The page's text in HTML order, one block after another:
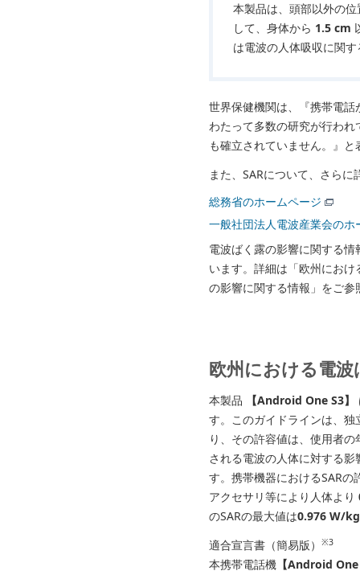
本製品は、頭部以外の
して、身体から 1.5 cm
は電波の人体吸収に関
世界保健機関は、『携帯電
わたって多数の研究が行わ
も確立されていません。』
また、SARについて、さら
総務省のホームページ
一般社団法人電波産業会のホ
電波ばく露の影響に関する
います。詳細は「欧州にお
の影響に関する情報」をご参
欧州における電
本製品 【Android One S3】
す。このガイドラインは、
り、その許容値は、使用者
される電波の人体に対する
す。携帯機器におけるSARの
アクセサリ等により人体より
のSARの最大値は0.976 W/kg
適合宣言書（簡易版）
※3
本携帯電話機 【Android